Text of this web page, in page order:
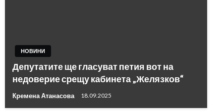
НОВИНИ
Депутатите ще гласуват петия вот на
недоверие срещу кабинета „Желязков“
Кремена Атанасова 18.09.2025